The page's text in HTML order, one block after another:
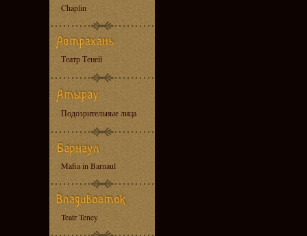
Chaplin
Театр Теней
Подозрительные лица
Mafia in Barnaul
Teatr Teney